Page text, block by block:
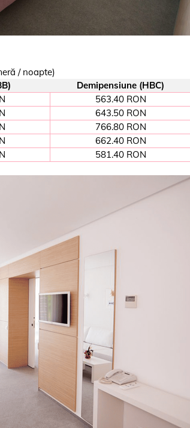
/ noapte)
Demipensiune (HBC)
563.40 RON
643.50 RON
766.80 RON
662.40 RON
581.40 RON